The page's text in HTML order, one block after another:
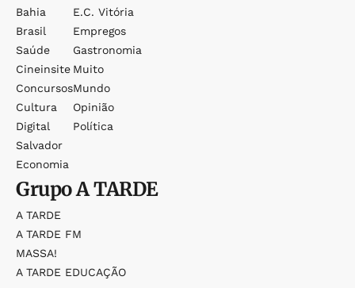
Bahia
Brasil
Saúde
Cineinsite
Concursos
Cultura
Digital
Salvador
Economia
E.c. Vitória
Empregos
Gastronomia
Muito
Mundo
Opinião
Política
GrupoA TARDE
A TARDE
A TARDE FM
MASSA!
A TARDE EDUCAÇÃO